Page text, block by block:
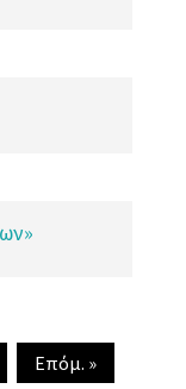
Επόμ. »